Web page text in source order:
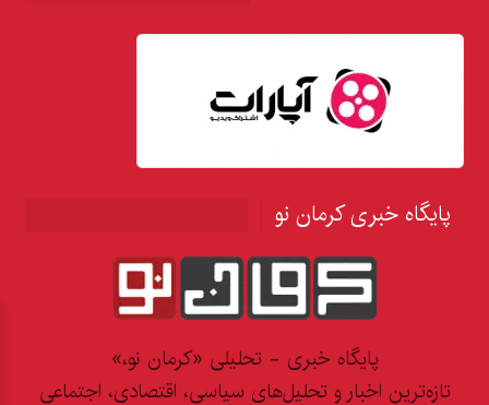
پایگاه خبری کرمان نو
پایگاه خبری - تحلیلی «کرمان نو،»
تازه‌ترین اخبار و تحلیل‌های سیاسی، اقتصادی، اجتماعی